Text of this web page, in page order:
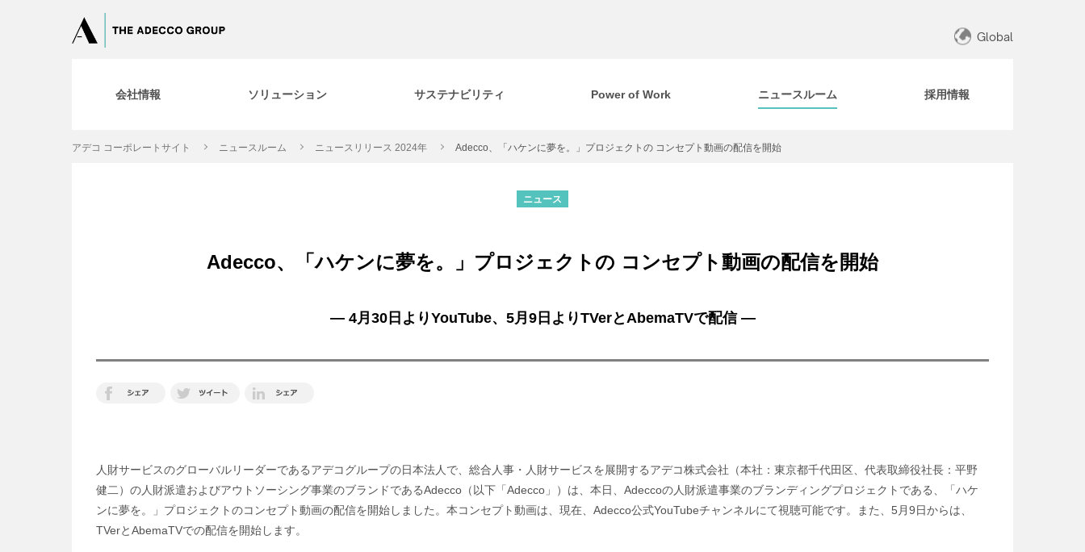
Global
会社情報 ソリューション サステナビリティ Power of Work ニュースルーム 採用情報
アデコ コーポレートサイト ニュースルーム ニュースリリース 2024年 Adecco、「ハケンに夢を。」プロジェクトの コンセプト動画の配信を開始
ニュース
Adecco、「ハケンに夢を。」プロジェクトの コンセプト動画の配信を開始
― 4月30日よりYouTube、5月9日よりTVerとAbemaTVで配信 ―
人財サービスのグローバルリーダーであるアデコグループの日本法人で、総合人事・人財サービスを展開するアデコ株式会社（本社：東京都千代田区、代表取締役社長：平野
健二）の人財派遣およびアウトソーシング事業のブランドであるAdecco（以下「Adecco」）は、本日、Adeccoの人財派遣事業のブランディングプロジェクトである、「ハケ
ンに夢を。」プロジェクトのコンセプト動画の配信を開始しました。本コンセプト動画は、現在、Adecco公式YouTubeチャンネルにて視聴可能です。また、5月9日からは、
TVerとAbemaTVでの配信を開始します。